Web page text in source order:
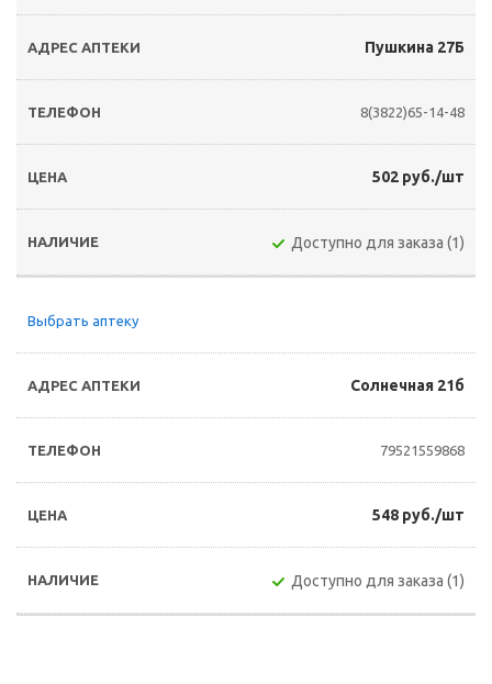
Пушкина 27Б
8(3822)65-14-48
502 руб./шт
Доступно для заказа (1)
Выбрать аптеку
Солнечная 21б
79521559868
548 руб./шт
Доступно для заказа (1)